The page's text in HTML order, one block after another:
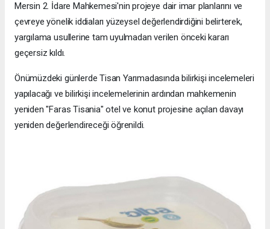
Mersin 2. İdare Mahkemesi'nin projeye dair imar planlarını ve
çevreye yönelik iddiaları yüzeysel değerlendirdiğini belirterek,
yargılama usullerine tam uyulmadan verilen önceki kararı
geçersiz kıldı.
Önümüzdeki günlerde Tisan Yarımadasında bilirkişi incelemeleri
yapılacağı ve bilirkişi incelemelerinin ardından mahkemenin
yeniden "Faras Tisania" otel ve konut projesine açılan davayı
yeniden değerlendireceği öğrenildi.